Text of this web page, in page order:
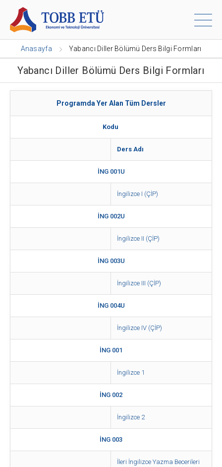
Anasayfa Yabancı Diller Bölümü Ders Bilgi Formları
Yabancı Diller Bölümü Ders Bilgi Formları
Programda Yer Alan Tüm Dersler
Kodu
Ders Adı
İNG 001U
İngilizce I (ÇİP)
İNG 002U
İngilizce II (ÇİP)
İNG 003U
İngilizce III (ÇİP)
İNG 004U
İngilizce IV (ÇİP)
İNG 001
İngilizce 1
İNG 002
İngilizce 2
İNG 003
İleri İngilizce Yazma Becerileri